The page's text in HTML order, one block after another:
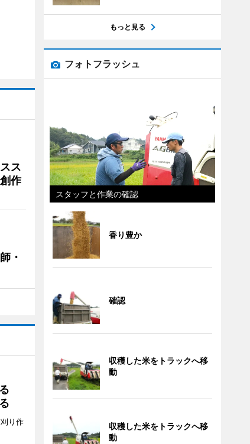
ス
作
・
る
り作
もっと見る
フォトフラッシュ
スタッフと作業の確認
香り豊か
確認
収穫した米をトラックへ移
動
収穫した米をトラックへ移
動